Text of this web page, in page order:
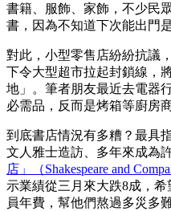
書籍、服飾、家飾，不少民
書，因為不知道下次能出門
對此，小型零售店紛紛抗議
下令大型超市拉起封鎖線，
地」。筆者朋友最近去電器
必需品，反而是烤箱等廚房
到底書店情況有多糟？最具
文人雅士造訪、多年來成為
店」（Shakespeare and
示業績從三月來大跌8成，
員年費，幫他們熬過多災多難